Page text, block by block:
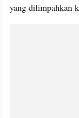
yang dilimpahkan